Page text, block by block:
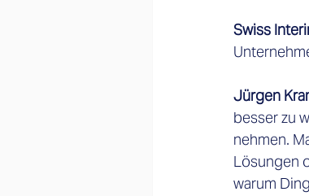
Swiss
Jürgen
besser zu
nehmen.
Lösungen
warum